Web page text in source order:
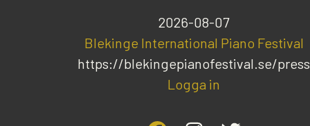
2026-08-07
Blekinge International Piano Festival
https://blekingepianofestival.se/press
Logga in